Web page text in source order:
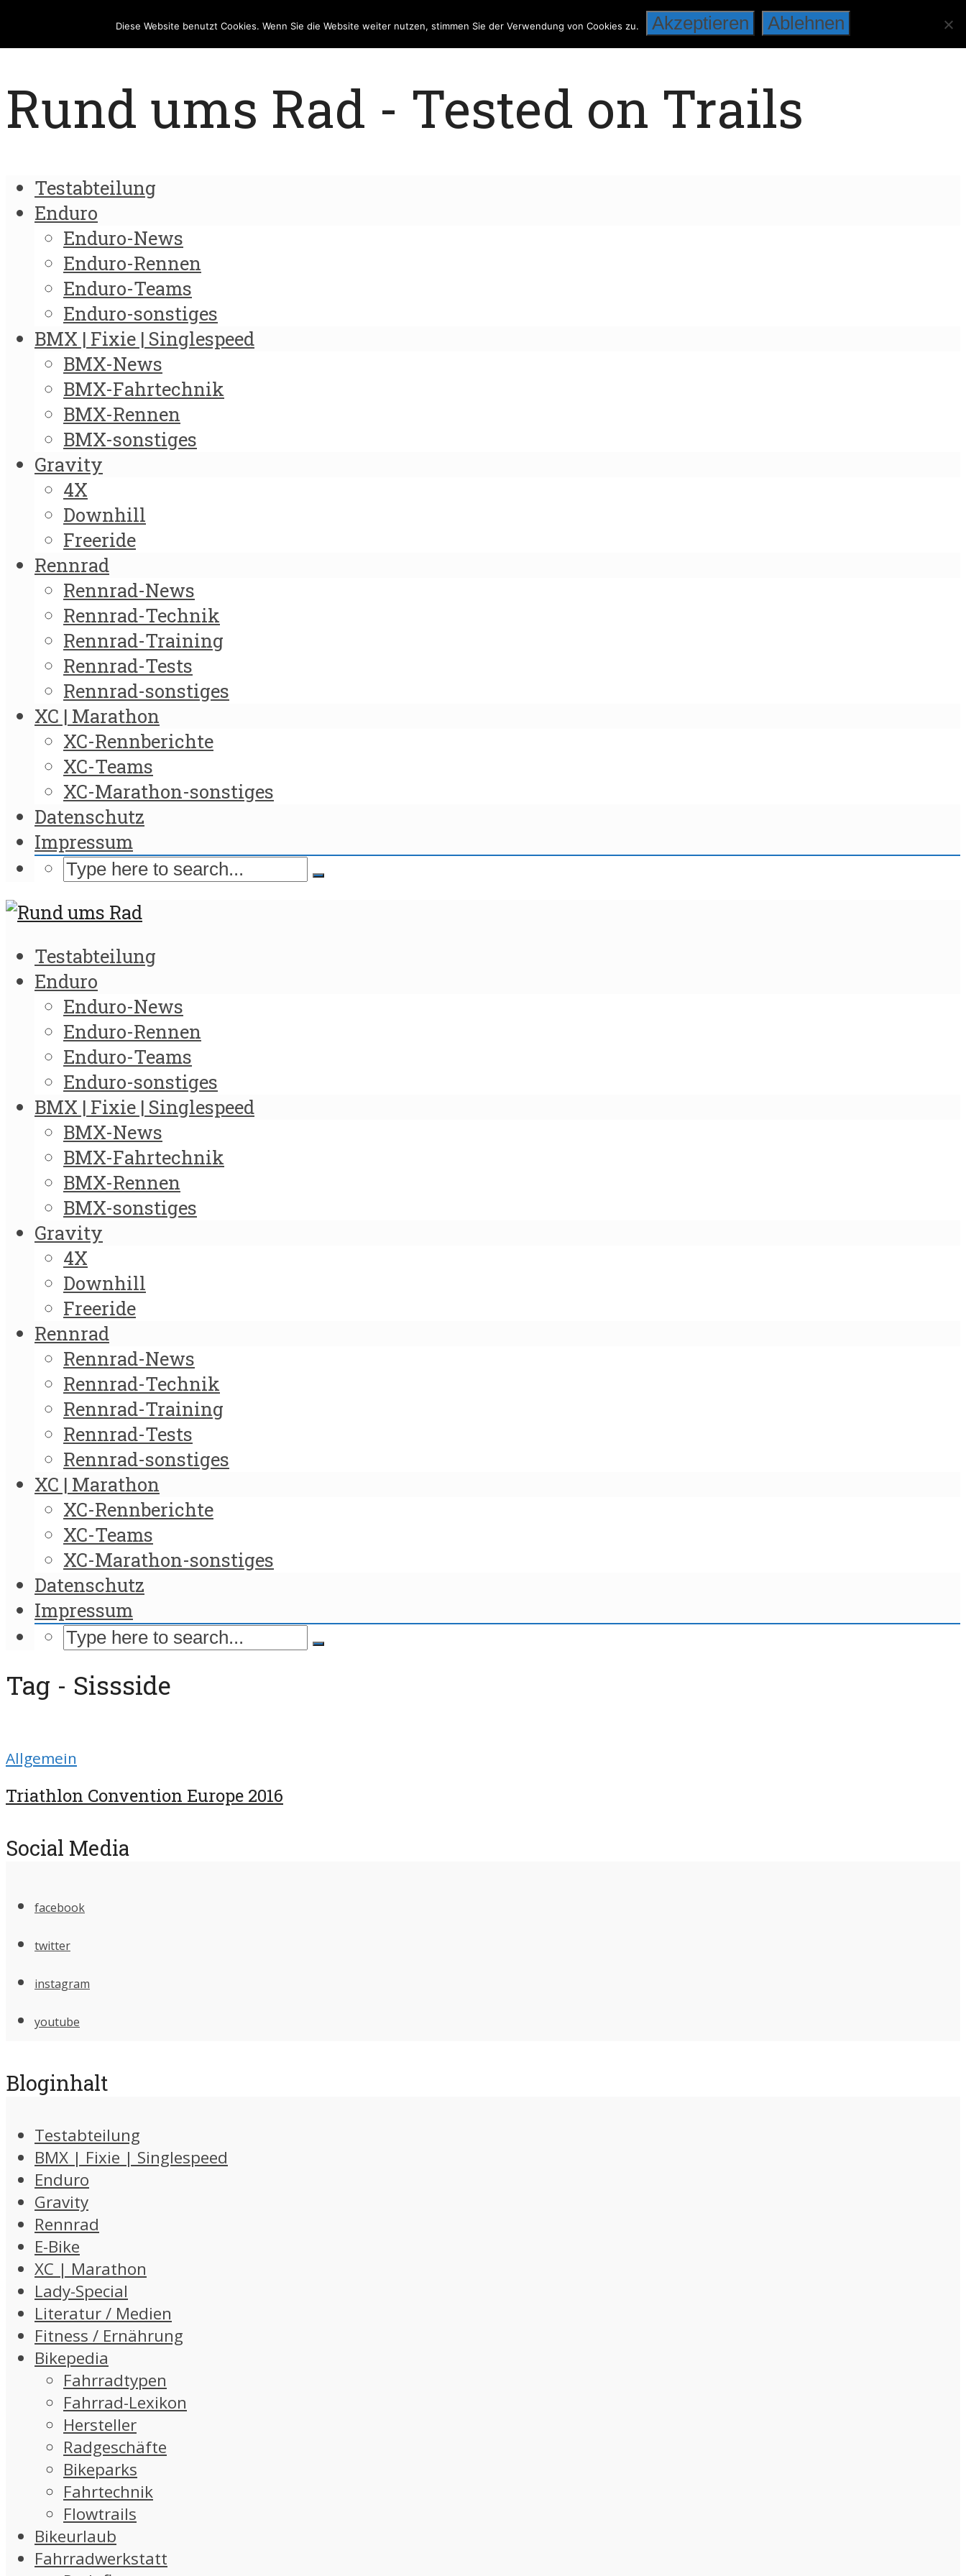
Rund ums Rad - Tested on Trails
Testabteilung
Enduro
Enduro-News
Enduro-Rennen
Enduro-Teams
Enduro-sonstiges
BMX | Fixie | Singlespeed
BMX-News
BMX-Fahrtechnik
BMX-Rennen
BMX-sonstiges
Gravity
4X
Downhill
Freeride
Rennrad
Rennrad-News
Rennrad-Technik
Rennrad-Training
Rennrad-Tests
Rennrad-sonstiges
XC | Marathon
XC-Rennberichte
XC-Teams
XC-Marathon-sonstiges
Datenschutz
Impressum
Testabteilung
Enduro
Enduro-News
Enduro-Rennen
Enduro-Teams
Enduro-sonstiges
BMX | Fixie | Singlespeed
BMX-News
BMX-Fahrtechnik
BMX-Rennen
BMX-sonstiges
Gravity
4X
Downhill
Freeride
Rennrad
Rennrad-News
Rennrad-Technik
Rennrad-Training
Rennrad-Tests
Rennrad-sonstiges
XC | Marathon
XC-Rennberichte
XC-Teams
XC-Marathon-sonstiges
Datenschutz
Impressum
Tag - Sissside
Allgemein
Triathlon Convention Europe 2016
Social Media
facebook
twitter
instagram
youtube
Bloginhalt
Testabteilung
BMX | Fixie | Singlespeed
Enduro
Gravity
Rennrad
E-Bike
XC | Marathon
Lady-Special
Literatur / Medien
Fitness / Ernährung
Bikepedia
Fahrradtypen
Fahrrad-Lexikon
Hersteller
Radgeschäfte
Bikeparks
Fahrtechnik
Flowtrails
Bikeurlaub
Fahrradwerkstatt
Diese Website benutzt Cookies. Wenn Sie die Website weiter nutzen, stimmen Sie der Verwendung von Cookies zu. Akzeptieren Ablehnen